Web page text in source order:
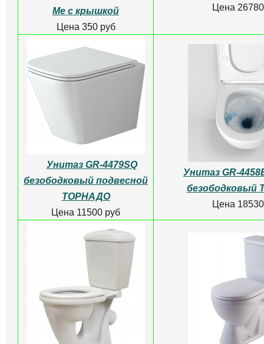
Унитаз-компакт
АНИМО белый (кос/выпуск
нижн/подвод,мех смыва)
Сантек
Бачок
Цена 3000
Горшок детский Follow
Me с крышкой
Цена 350 руб
Цена